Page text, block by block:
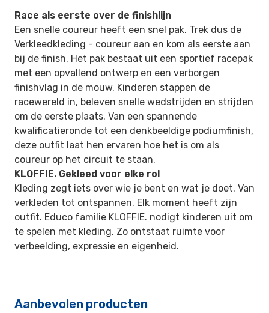
Race als eerste over de finishlijn
Een snelle coureur heeft een snel pak. Trek dus de
Verkleedkleding - coureur aan en kom als eerste aan
bij de finish. Het pak bestaat uit een sportief racepak
met een opvallend ontwerp en een verborgen
finishvlag in de mouw. Kinderen stappen de
racewereld in, beleven snelle wedstrijden en strijden
om de eerste plaats. Van een spannende
kwalificatieronde tot een denkbeeldige podiumfinish,
deze outfit laat hen ervaren hoe het is om als
coureur op het circuit te staan.
KLOFFIE. Gekleed voor elke rol
Kleding zegt iets over wie je bent en wat je doet. Van
verkleden tot ontspannen. Elk moment heeft zijn
outfit. Educo familie KLOFFIE. nodigt kinderen uit om
te spelen met kleding. Zo ontstaat ruimte voor
verbeelding, expressie en eigenheid.
Aanbevolen producten